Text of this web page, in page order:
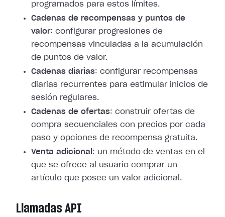
programados para estos límites.
Cadenas de recompensas y puntos de
valor: configurar progresiones de
recompensas vinculadas a la acumulación
de puntos de valor.
Cadenas diarias: configurar recompensas
diarias recurrentes para estimular inicios de
sesión regulares.
Cadenas de ofertas: construir ofertas de
compra secuenciales con precios por cada
paso y opciones de recompensa gratuita.
Venta adicional : un método de ventas en el
que se ofrece al usuario comprar un
artículo que posee un valor adicional.
Llamadas API